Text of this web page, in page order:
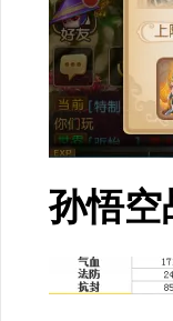
孙悟空